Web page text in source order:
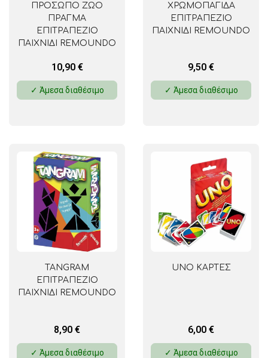
ΠΡΟΣΩΠΟ ΖΩΟ
ΠΡΑΓΜΑ
ΕΠΙΤΡΑΠΕΖΙΟ
ΠΑΙΧΝΙΔΙ REMOUNDO
10,90 €
✓ Άμεσα διαθέσιμο
ΧΡΩΜΟΠΑΓΙΔΑ
ΕΠΙΤΡΑΠΕΖΙΟ
ΠΑΙΧΝΙΔΙ REMOUNDO
9,50 €
✓ Άμεσα διαθέσιμο
TANGRAM
ΕΠΙΤΡΑΠΕΖΙΟ
ΠΑΙΧΝΙΔΙ REMOUNDO
8,90 €
✓ Άμεσα διαθέσιμο
UNO ΚΑΡΤΕΣ
6,00 €
✓ Άμεσα διαθέσιμο